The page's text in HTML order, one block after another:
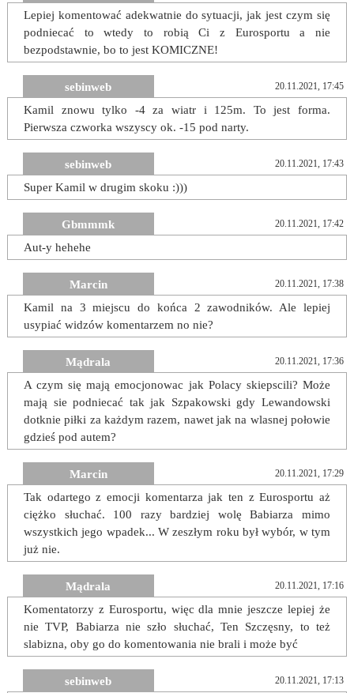
Lepiej komentować adekwatnie do sytuacji, jak jest czym się
podniecać to wtedy to robią Ci z Eurosportu a nie
bezpodstawnie, bo to jest KOMICZNE!
sebinweb 20.11.2021, 17:45
Kamil znowu tylko -4 za wiatr i 125m. To jest forma.
Pierwsza czworka wszyscy ok. -15 pod narty.
sebinweb 20.11.2021, 17:43
Super Kamil w drugim skoku :)))
Gbmmmk 20.11.2021, 17:42
Aut-y hehehe
Marcin 20.11.2021, 17:38
Kamil na 3 miejscu do końca 2 zawodników. Ale lepiej
usypiać widzów komentarzem no nie?
Mądrala 20.11.2021, 17:36
A czym się mają emocjonowac jak Polacy skiepscili? Może
mają sie podniecać tak jak Szpakowski gdy Lewandowski
dotknie piłki za każdym razem, nawet jak na wlasnej połowie
gdzieś pod autem?
Marcin 20.11.2021, 17:29
Tak odartego z emocji komentarza jak ten z Eurosportu aż
ciężko słuchać. 100 razy bardziej wolę Babiarza mimo
wszystkich jego wpadek... W zeszłym roku był wybór, w tym
już nie.
Mądrala 20.11.2021, 17:16
Komentatorzy z Eurosportu, więc dla mnie jeszcze lepiej że
nie TVP, Babiarza nie szło słuchać, Ten Szczęsny, to też
slabizna, oby go do komentowania nie brali i może być
sebinweb 20.11.2021, 17:13